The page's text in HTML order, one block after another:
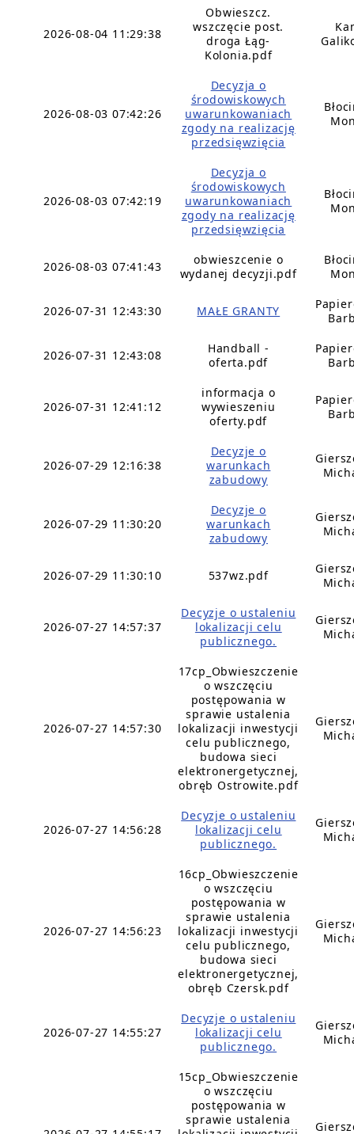
2026-08-04 11:29:38
Obwieszcz.
wszczęcie post.
droga Łąg-
Kolonia.pdf
2026-08-03 07:42:26
Decyzja o
środowiskowych
uwarunkowaniach
zgody na realizację
przedsięwzięcia
2026-08-03 07:42:19
Decyzja o
środowiskowych
uwarunkowaniach
zgody na realizację
przedsięwzięcia
2026-08-03 07:41:43
obwieszcenie o
wydanej decyzji.pdf
2026-07-31 12:43:30 MAŁE GRANTY
2026-07-31 12:43:08
Handball -
oferta.pdf
2026-07-31 12:41:12
informacja o
wywieszeniu
oferty.pdf
2026-07-29 12:16:38
Decyzje o
warunkach
zabudowy
2026-07-29 11:30:20
Decyzje o
warunkach
zabudowy
2026-07-29 11:30:10 537wz.pdf
2026-07-27 14:57:37
Decyzje o ustaleniu
lokalizacji celu
publicznego.
2026-07-27 14:57:30
17cp_Obwieszczenie
o wszczęciu
postępowania w
sprawie ustalenia
lokalizacji inwestycji
celu publicznego,
budowa sieci
elektronergetycznej,
obręb Ostrowite.pdf
2026-07-27 14:56:28
Decyzje o ustaleniu
lokalizacji celu
publicznego.
2026-07-27 14:56:23
16cp_Obwieszczenie
o wszczęciu
postępowania w
sprawie ustalenia
lokalizacji inwestycji
celu publicznego,
budowa sieci
elektronergetycznej,
obręb Czersk.pdf
2026-07-27 14:55:27
Decyzje o ustaleniu
lokalizacji celu
publicznego.
15cp_Obwieszczenie
o wszczęciu
postępowania w
sprawie ustalenia